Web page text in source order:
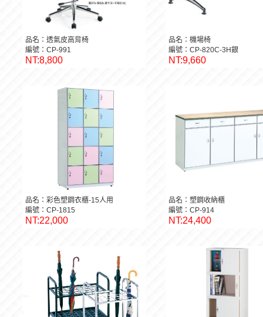
品名：透氣皮高背椅
編號：CP-991
NT:8,800
品名：機場椅
編號：CP-820C-3H銀
NT:9,660
品名：彩色塑鋼衣櫃-15人用
編號：CP-1815
NT:22,000
品名：塑鋼收納櫃
編號：CP-914
NT:24,400